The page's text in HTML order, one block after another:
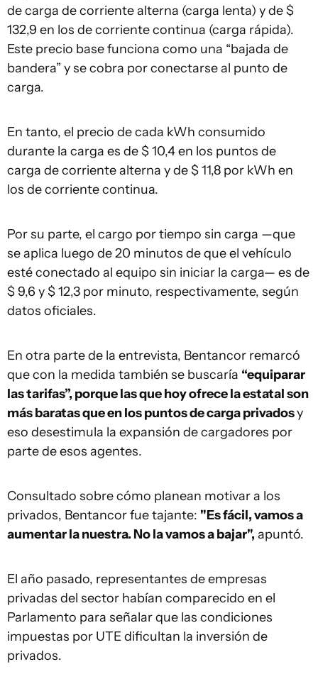
de carga de corriente alterna (carga lenta) y de $
132,9 en los de corriente continua (carga rápida).
Este precio base funciona como una “bajada de
bandera” y se cobra por conectarse al punto de
carga.
En tanto, el precio de cada kWh consumido
durante la carga es de $ 10,4 en los puntos de
carga de corriente alterna y de $ 11,8 por kWh en
los de corriente continua.
Por su parte, el cargo por tiempo sin carga —que
se aplica luego de 20 minutos de que el vehículo
esté conectado al equipo sin iniciar la carga— es de
$ 9,6 y $ 12,3 por minuto, respectivamente, según
datos oficiales.
En otra parte de la entrevista, Bentancor remarcó
que con la medida también se buscaría “equiparar
las tarifas”, porque las que hoy ofrece la estatal son
más baratas que en los puntos de carga privadosy
eso desestimula la expansión de cargadores por
parte de esos agentes.
Consultado sobre cómo planean motivar a los
privados, Bentancor fue tajante: "Es fácil, vamos a
aumentar la nuestra. No la vamos a bajar", apuntó.
El año pasado, representantes de empresas
privadas del sector habían comparecido en el
Parlamento para señalar que las condiciones
impuestas por UTE dificultan la inversión de
privados.